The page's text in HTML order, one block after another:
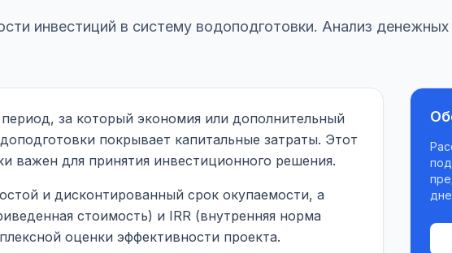
инвестиций в систему водоподготовки. Анализ денежных
за который экономия или дополнительный
покрывает капитальные затраты. Этот
важен для принятия инвестиционного решения.
и дисконтированный срок окупаемости, а
стоимость) и IRR (внутренняя норма
оценки эффективности проекта.